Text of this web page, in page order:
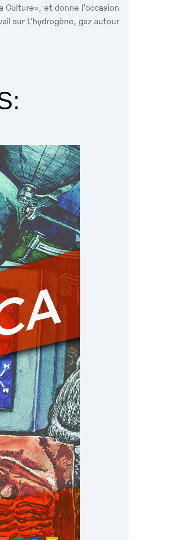
et donne l’occasion
sur L’hydrogène, gaz autour